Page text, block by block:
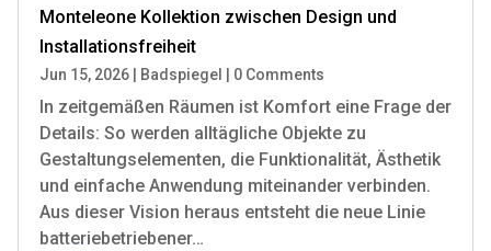
Monteleone Kollektion zwischen Design und
Installationsfreiheit
Jun 15, 2026 | Badspiegel | 0 Comments
In zeitgemäßen Räumen ist Komfort eine Frage der
Details: So werden alltägliche Objekte zu
Gestaltungselementen, die Funktionalität, Ästhetik
und einfache Anwendung miteinander verbinden.
Aus dieser Vision heraus entsteht die neue Linie
batteriebetriebener…